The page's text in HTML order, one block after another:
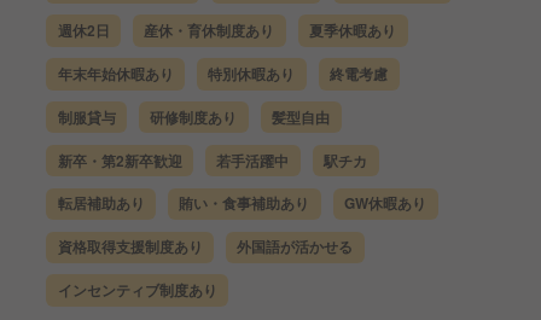
週休2日 産休・育休制度あり 夏季休暇あり
年末年始休暇あり 特別休暇あり 終電考慮
制服貸与 研修制度あり 髪型自由
新卒・第2新卒歓迎 若手活躍中 駅チカ
転居補助あり 賄い・食事補助あり GW休暇あり
資格取得支援制度あり 外国語が活かせる
インセンティブ制度あり